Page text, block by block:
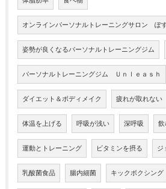
オンラインパーソナルトレーニングサロン ぽ
姿勢が良くなるパーソナルトレーニングジム
パーソナルトレーニングジム Ｕｎｌｅａｓｈ
ダイエット＆ボディメイク 疲れが取れない
体温を上げる 呼吸が浅い 深呼吸 飲
運動とトレーニング ビタミンを摂る ジ
乳酸菌食品 腸内細菌 キックボクシング